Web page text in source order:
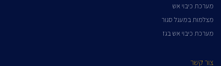
מערכת כיבוי אש
מצלמות במעגל סגור
מערכת כיבוי אש בגז
צור קשר